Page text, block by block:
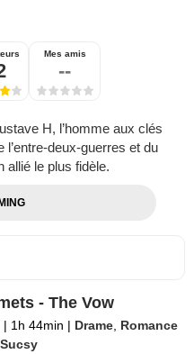
Mes amis
--
H, l’homme aux clés
l’entre-deux-guerres et du
allié le plus fidèle.
- The Vow
| 1h 44min | Drame Romance